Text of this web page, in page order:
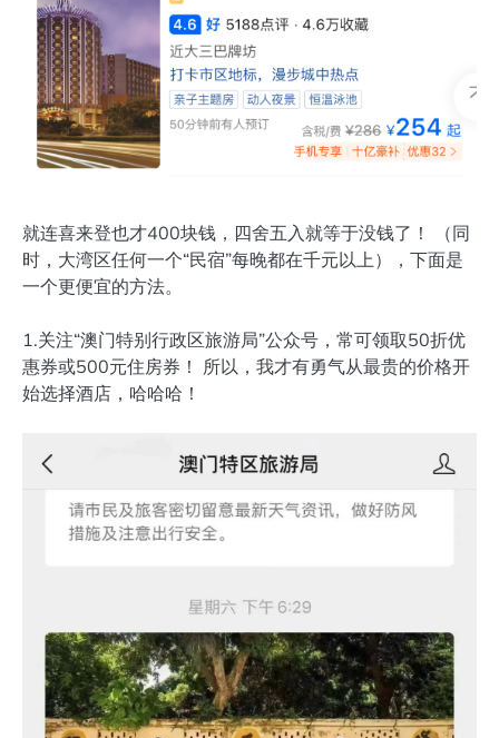
就连喜来登也才400块钱，四舍五入就等于没钱了！ （同
时，大湾区任何一个“民宿”每晚都在千元以上），下面是
一个更便宜的方法。
1.关注“澳门特别行政区旅游局”公众号，常可领取50折优
惠券或500元住房券！ 所以，我才有勇气从最贵的价格开
始选择酒店，哈哈哈！